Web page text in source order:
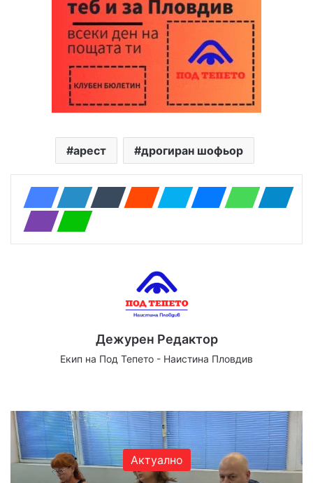
арест дрогиран шофьор
Дежурен Редактор
Екип на Под Тепето - Наистина Пловдив
Актуално